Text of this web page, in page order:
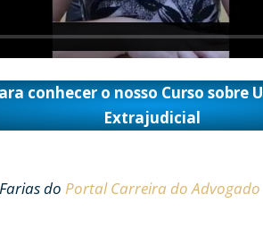
conhecer o nosso Curso sobre
Extrajudicial
do Portal Carreira do Advogado